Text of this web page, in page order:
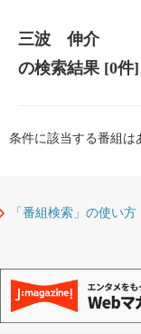
三波 伸介
の検索結果[0件]
条件に該当する番組は
「番組検索」の使い方